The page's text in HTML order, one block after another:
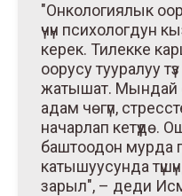
"Онкологиялык
үчүн психологдун
керек. Тилекке
оорусу тууралуу
жатышат. Мындай
адам чөгүп,
начарлап кетүүдө.
баштоодон мурда
катышуусунда
зарыл", – деди